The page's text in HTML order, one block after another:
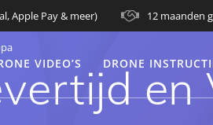
Apple Pay & meer) 12 maanden
VIDEO’S DRONEen